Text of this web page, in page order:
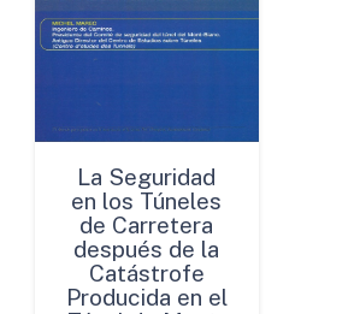
La Seguridad
en los Túneles
de Carretera
después de la
Catástrofe
Producida en el